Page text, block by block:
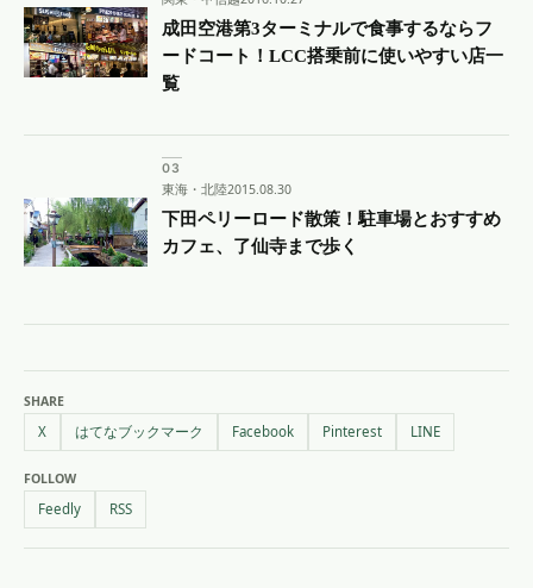
成田空港第3ターミナルで食事するならフ
ードコート！LCC搭乗前に使いやすい店一
覧
東海・北陸2015.08.30
下田ペリーロード散策！駐車場とおすすめ
カフェ、了仙寺まで歩く
SHARE
X はてなブックマーク Facebook Pinterest LINE
FOLLOW
Feedly RSS